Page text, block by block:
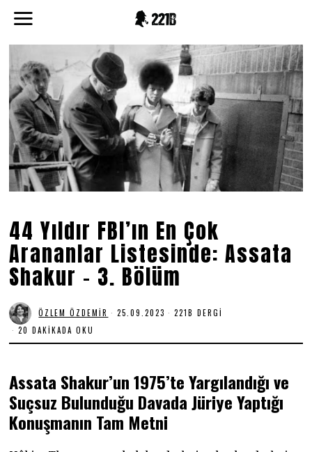
44 Yıldır FBI’ın En Çok
Arananlar Listesinde: Assata
Shakur – 3. Bölüm
ÖZLEM ÖZDEMIR 25.09.2023 2
0
2
3
221B DERGI
20 DAKIKADA OKU
Assata Shakur’un 1975’te Yargılandığı ve
Suçsuz Bulunduğu Davada Jüriye Yaptığı
Konuşmanın Tam Metni